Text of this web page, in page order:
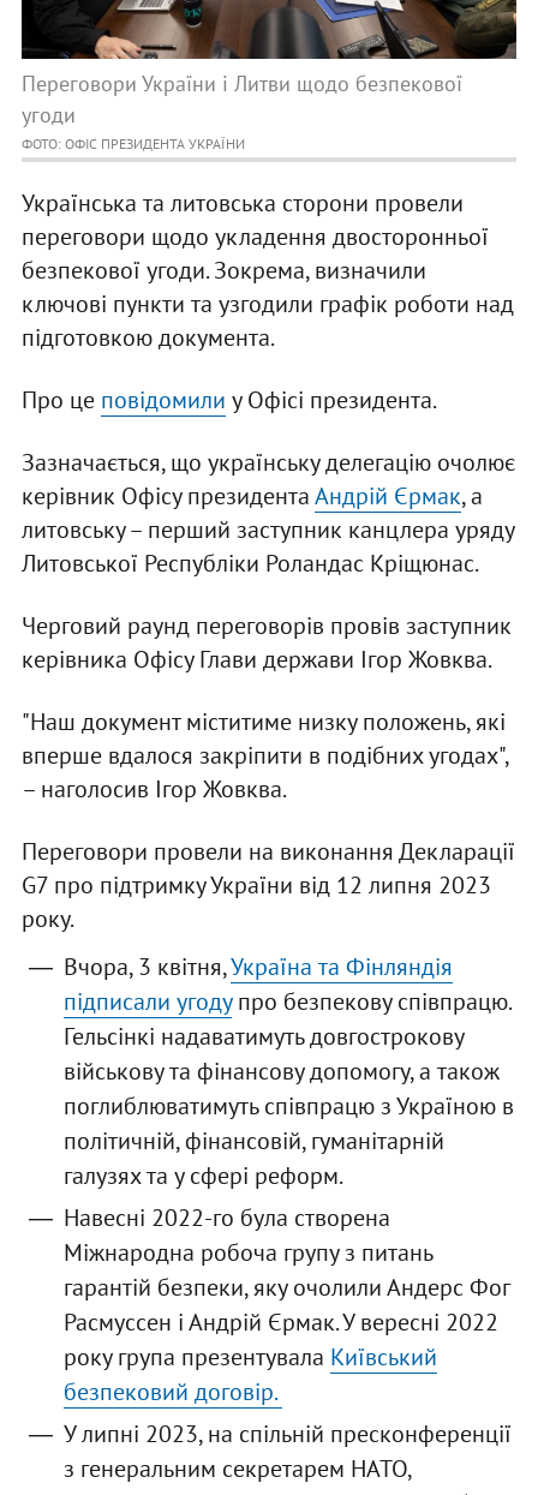
Переговори України і Литви щодо безпекової
угоди
ФОТО: ОФІС ПРЕЗИДЕНТА УКРАЇНИ
Українська та литовська сторони провели
переговори щодо укладення двосторонньої
безпекової угоди. Зокрема, визначили
ключові пункти та узгодили графік роботи над
підготовкою документа.
Про це повідомили у Офісі президента.
Зазначається, що українську делегацію очолює
керівник Офісу президентаАндрій Єрмак, а
литовську – перший заступник канцлера уряду
Литовської Республіки Роландас Кріщюнас.
Черговий раунд переговорів провів заступник
керівника Офісу Глави держави Ігор Жовква.
"Наш документ міститиме низку положень, які
вперше вдалося закріпити в подібних угодах",
– наголосив Ігор Жовква.
Переговори провели на виконання Декларації
G7 про підтримку України від 12 липня 2023
року.
Вчора, 3 квітня,Україна та Фінляндія
підписали угодупро безпекову співпрацю.
Гельсінкі надаватимуть довгострокову
військову та фінансову допомогу, а також
поглиблюватимуть співпрацю з Україною в
політичній, фінансовій, гуманітарній
галузях та у сфері реформ.
Навесні 2022-го була створена
Міжнародна робоча групу з питань
гарантій безпеки, яку очолили Андерс Фог
Расмуссен і Андрій Єрмак. У вересні 2022
року група презентувала Київський
безпековий договір.
У липні 2023, на спільній пресконференції
з генеральним секретарем НАТО,